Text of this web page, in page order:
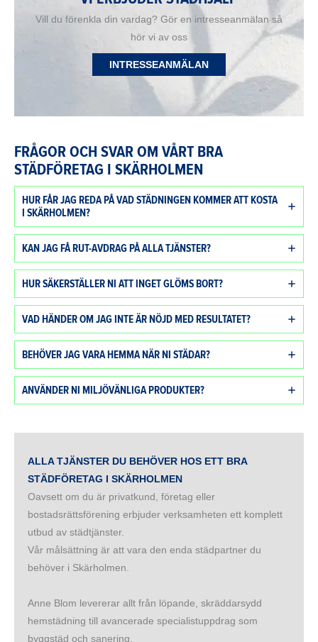
Vill du förenkla din vardag? Gör en intresseanmälan så
hör vi av oss
INTRESSEANMÄLAN
FRÅGOR OCH SVAR OM VÅRT BRA
STÄDFÖRETAG I SKÄRHOLMEN
HUR FÅR JAG REDA PÅ VAD STÄDNINGEN KOMMER ATT KOSTA
I SKÄRHOLMEN?
KAN JAG FÅ RUT-AVDRAG PÅ ALLA TJÄNSTER?
HUR SÄKERSTÄLLER NI ATT INGET GLÖMS BORT?
VAD HÄNDER OM JAG INTE ÄR NÖJD MED RESULTATET?
BEHÖVER JAG VARA HEMMA NÄR NI STÄDAR?
ANVÄNDER NI MILJÖVÄNLIGA PRODUKTER?
ALLA TJÄNSTER DU BEHÖVER HOS ETT BRA
STÄDFÖRETAG I SKÄRHOLMEN
Oavsett om du är privatkund, företag eller
bostadsrättsförening erbjuder verksamheten ett komplett
utbud av städtjänster.
Vår målsättning är att vara den enda städpartner du
behöver i Skärholmen.
Anne Blom levererar allt från löpande, skräddarsydd
hemstädning till avancerade specialistuppdrag som
byggstäd och sanering.